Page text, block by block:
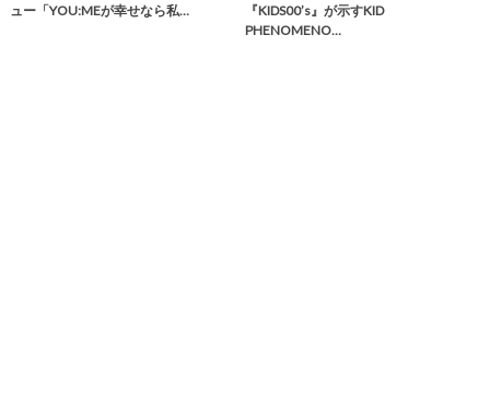
ュー「YOU:MEが幸せなら私…
『KIDS00’s』が示すKID
PHENOMENO…